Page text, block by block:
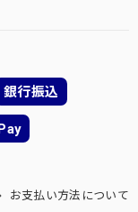
銀行振込
お支払い方法について